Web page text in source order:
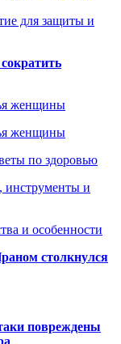
для защиты и
женщины
женщины
по здоровью
инструменты и
и особенности
столкнулся
повреждены